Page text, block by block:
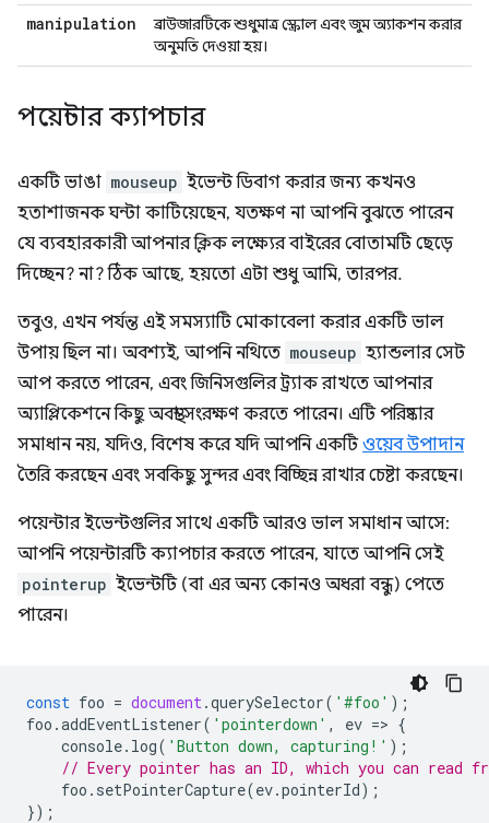
manipulation
ব্রাউজারটিকে শুধুমাত্র স্ক্রোল এবং জুম অ্যাকশন করার
অনুমতি দেওয়া হয়।
পয়েন্টার ক্যাপচার
একটি ভাঙা mouseup ইভেন্ট ডিবাগ করার জন্য কখনও
হতাশাজনক ঘন্টা কাটিয়েছেন, যতক্ষণ না আপনি বুঝতে পারেন
যে ব্যবহারকারী আপনার ক্লিক লক্ষ্যের বাইরের বোতামটি ছেড়ে
দিচ্ছেন? না? ঠিক আছে, হয়তো এটা শুধু আমি, তারপর.
তবুও, এখন পর্যন্ত এই সমস্যাটি মোকাবেলা করার একটি ভাল
উপায় ছিল না। অবশ্যই, আপনি নথিতে mouseup হ্যান্ডলার সেট
আপ করতে পারেন, এবং জিনিসগুলির ট্র্যাক রাখতে আপনার
অ্যাপ্লিকেশনে কিছু অবস্থা সংরক্ষণ করতে পারেন। এটি পরিষ্কার
সমাধান নয়, যদিও, বিশেষ করে যদি আপনি একটিওয়েব উপাদান
তৈরি করছেন এবং সবকিছু সুন্দর এবং বিচ্ছিন্ন রাখার চেষ্টা করছেন।
পয়েন্টার ইভেন্টগুলির সাথে একটি আরও ভাল সমাধান আসে:
আপনি পয়েন্টারটি ক্যাপচার করতে পারেন, যাতে আপনি সেই
pointerup ইভেন্টটি (বা এর অন্য কোনও অধরা বন্ধু) পেতে
পারেন।
const foo = document.querySelector( '#foo' );
foo .addEventListener( 'pointerdown' , ev => {
console. log( 'Button down, capturing!' );
// Every pointer has an ID, which you can read
foo . setPointerCapture(ev.pointerId);
});